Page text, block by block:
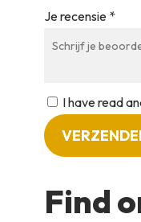
Je recensie *
I have read
Find